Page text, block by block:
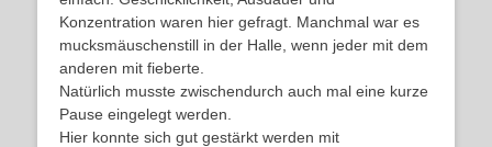
Konzentration waren hier gefragt. Manchmal war es
mucksmäuschenstill in der Halle, wenn jeder mit dem
anderen mit fieberte.
Natürlich musste zwischendurch auch mal eine kurze
Pause eingelegt werden.
Hier konnte sich gut gestärkt werden mit